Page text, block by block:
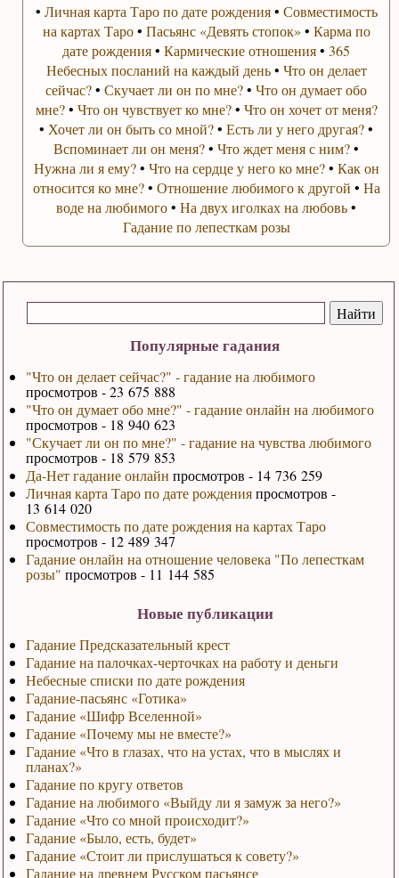
Популярные гадания
"Что он делает сейчас?" - гадание на любимого
просмотров - 23 675 888
"Что он думает обо мне?" - гадание онлайн на любимого
просмотров - 18 940 623
"Скучает ли он по мне?" - гадание на чувства любимого
просмотров - 18 579 853
Да-Нет гадание онлайн просмотров - 14 736 259
Личная карта Таро по дате рожденияпросмотров -
13 614 020
Совместимость по дате рождения на картах Таро
просмотров - 12 489 347
Гадание онлайн на отношение человека "По лепесткам
розы" просмотров - 11 144 585
Новые публикации
Гадание Предсказательный крест
Гадание на палочках-черточках на работу и деньги
Небесные списки по дате рождения
Гадание-пасьянс «Готика»
Гадание «Шифр Вселенной»
Гадание «Почему мы не вместе?»
Гадание «Что в глазах, что на устах, что в мыслях и
планах?»
Гадание по кругу ответов
Гадание на любимого «Выйду ли я замуж за него?»
Гадание «Что со мной происходит?»
Гадание «Было, есть, будет»
Гадание «Стоит ли прислушаться к совету?»
Гадание на древнем Русском пасьянсе
• Личная карта Таро по дате рождения• Совместимость
на картах Таро• Пасьянс «Девять стопок» • Карма по
дате рождения•Кармические отношения•365
Небесных посланий на каждый день• Что он делает
сейчас?•Скучает ли он по мне?•Что он думает обо
мне?• Что он чувствует ко мне?• Что он хочет от меня?
• Хочет ли он быть со мной?•Есть ли у него другая?•
Вспоминает ли он меня?•Что ждет меня с ним?•
Нужна ли я ему?• Что на сердце у него ко мне?• Как он
относится ко мне?• Отношение любимого к другой • На
воде на любимого•На двух иголках на любовь•
Гадание по лепесткам розы